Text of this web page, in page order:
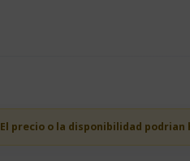
El precio o la disponibilidad podrian